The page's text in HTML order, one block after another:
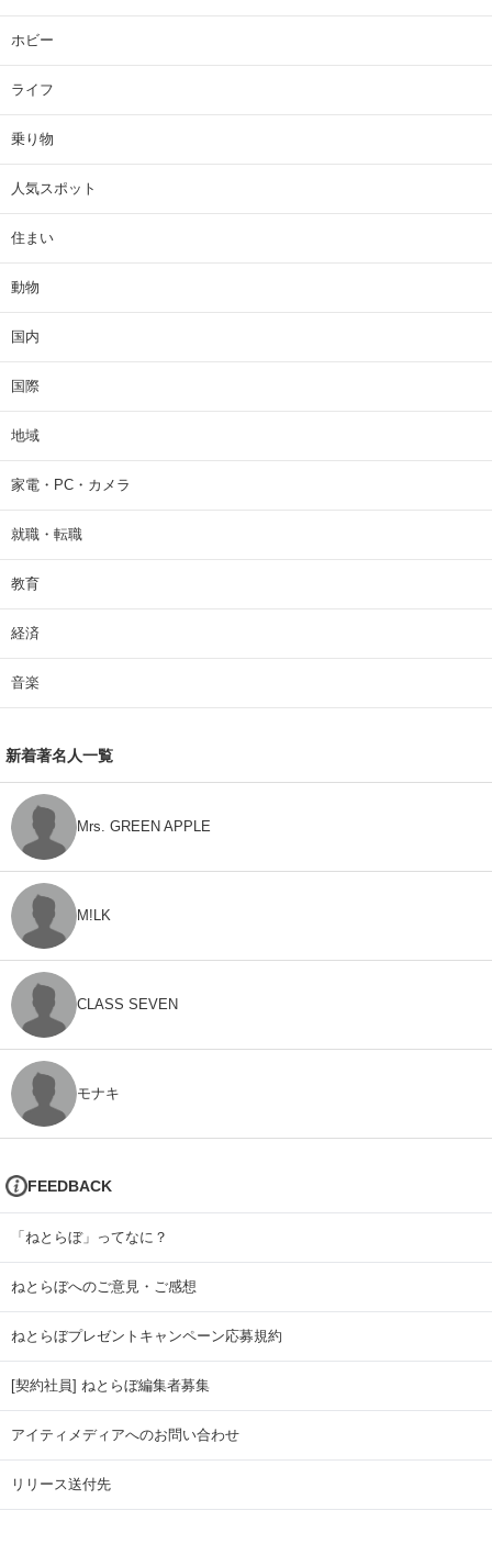
ホビー
ライフ
乗り物
人気スポット
住まい
動物
国内
国際
地域
家電・PC・カメラ
就職・転職
教育
経済
音楽
新着著名人一覧
Mrs. GREEN APPLE
M!LK
CLASS SEVEN
モナキ
FEEDBACK
「ねとらぼ」ってなに？
ねとらぼへのご意見・ご感想
ねとらぼプレゼントキャンペーン応募規約
[契約社員] ねとらぼ編集者募集
アイティメディアへのお問い合わせ
リリース送付先